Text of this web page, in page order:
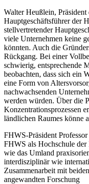
Walter Heußlein,
Hauptgeschäftsführer der
stellvertretender
viele Unternehmen keine
könnten. Auch die
Rückgang. Bei einer
schwierig, entsprechende
beobachten, dass sich ein
eine Form von
nachwachsenden
werden würden. Über die
Konzentrationsprozessen
ländlichen Raumes könne
FHWS-Präsident
FHWS als Hochschule der
wie das Umland
interdisziplinär wie
Zusammenarbeit mit
angewandten Forschung